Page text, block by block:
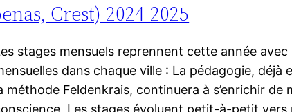
Crest) 2024-2025
stages mensuels reprennent cette année
dans chaque ville : La pédagogie, déjà
méthode Feldenkrais, continuera à s’enrichir de
Les stages évoluent petit-à-petit vers